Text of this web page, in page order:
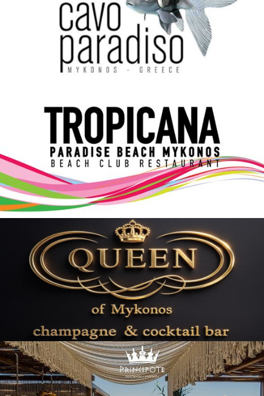
Elections 2023
English